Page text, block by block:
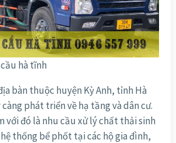
hà tĩnh
bàn thuộc huyện Kỳ Anh, tỉnh Hà
phát triển về hạ tầng và dân cư.
với đó là nhu cầu xử lý chất thải sinh
thống bể phốt tại các hộ gia đình,